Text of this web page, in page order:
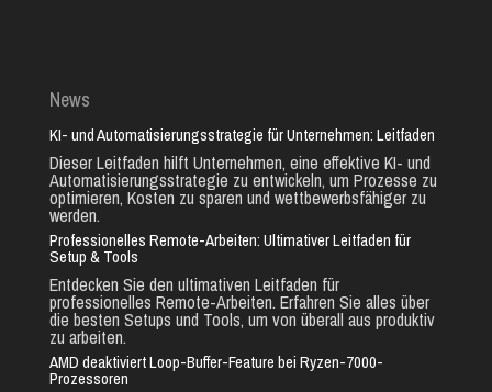
News
KI- und Automatisierungsstrategie für Unternehmen: Leitfaden
Dieser Leitfaden hilft Unternehmen, eine effektive KI- und
Automatisierungsstrategie zu entwickeln, um Prozesse zu
optimieren, Kosten zu sparen und wettbewerbsfähiger zu
werden.
Professionelles Remote-Arbeiten: Ultimativer Leitfaden für
Setup & Tools
Entdecken Sie den ultimativen Leitfaden für
professionelles Remote-Arbeiten. Erfahren Sie alles über
die besten Setups und Tools, um von überall aus produktiv
zu arbeiten.
AMD deaktiviert Loop-Buffer-Feature bei Ryzen-7000-
Prozessoren